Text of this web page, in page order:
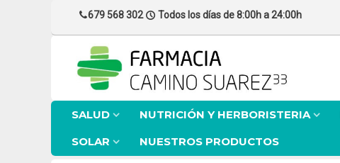
679 568 302 Todos los días de 8:00h a 24:00h
SALUD NUTRICIÓN Y HERBORISTERIA
SOLAR
NUESTROS PRODUCTOS